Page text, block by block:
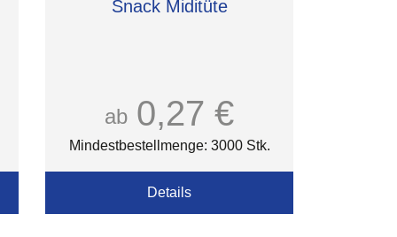
Snack Miditüte
ab 0,27 €
Mindestbestellmenge: 3000 Stk.
Details